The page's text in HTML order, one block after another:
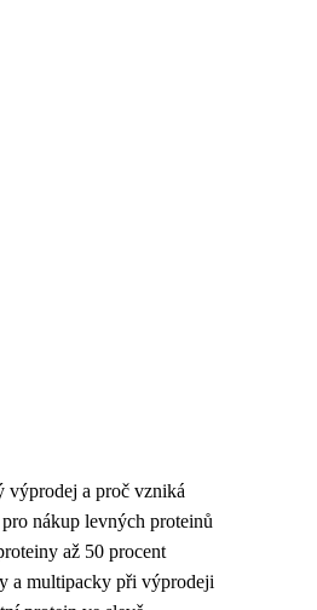
výprodej a proč vzniká
nákup levných proteinů
až 50 procent
a multipacky při výprodeji